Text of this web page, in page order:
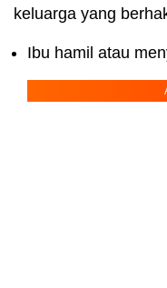
keluarga yang
Ibu hamil atau